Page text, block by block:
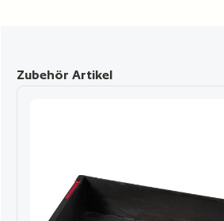
Produktgalerie überspringen
Zubehör Artikel